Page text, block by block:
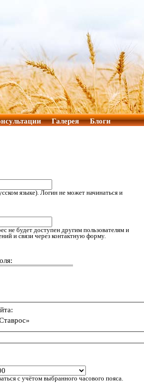
Галерея Блоги
языке). Логин не может начинаться и
не будет доступен другим пользователям и
и связи через контактную форму.
с учётом выбранного часового пояса.